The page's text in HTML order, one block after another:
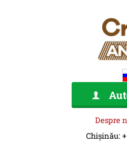
Despre
Chișinău: